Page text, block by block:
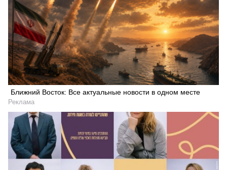
Ближний Восток: Все актуальные новости в одном месте
Реклама